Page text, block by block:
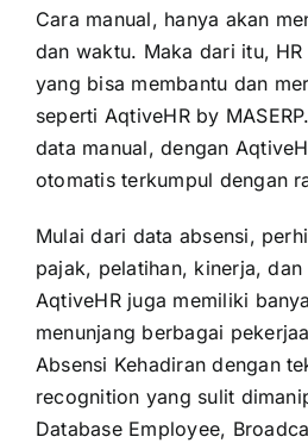
Cara manual, hanya akan
dan waktu. Maka dari itu,
yang bisa membantu dan
seperti AqtiveHRby MASERP
data manual, dengan
otomatis terkumpul dengan
Mulai dari data absensi,
pajak, pelatihan, kinerja,
AqtiveHR juga memiliki
menunjang berbagai
Absensi Kehadiran dengan
recognition yang sulit
Database Employee,